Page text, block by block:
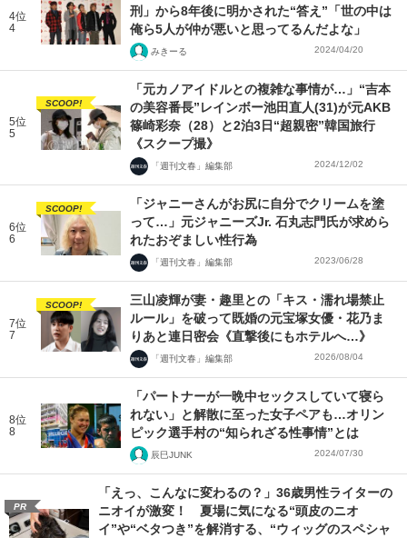
4位
4
刑」から8年後に明かされた“答え”「世の中は
俺ら5人が仲が悪いと思ってるんだよな」
みきーる 2024/04/20
5位
5
SCOOP!
「元カノアイドルとの複雑な事情が…」“吉本
の美容番長”レインボー池田直人(31)が元AKB
篠崎彩奈（28）と2泊3日“超親密”韓国旅行
《スクープ撮》
「週刊文春」編集部 2024/12/02
6位
6
SCOOP!
「ジャニーさんがお尻に自分でクリームを塗
って…」元ジャニーズJr. 石丸志門氏が求めら
れたおぞましい性行為
「週刊文春」編集部 2023/06/28
7位
7
SCOOP!
三山凌輝が妻・趣里との「キス・濡れ場禁止
ルール」を破って既婚の元宝塚女優・花乃ま
りあと連日密会《直撃後にもホテルへ…》
「週刊文春」編集部 2026/08/04
8位
8
「パートナーが一晩中セックスしていて寝ら
れない」と解散に至った女子ペアも…オリン
ピック選手村の“知られざる性事情”とは
辰巳JUNK 2024/07/30
PR
「えっ、こんなに変わるの？」36歳男性ライターの
ニオイが激変！ 夏場に気になる“頭皮のニオ
イ”や“ベタつき”を解消する、“ウィッグのスペシャ